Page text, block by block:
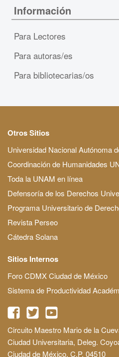
Información
Para Lectores
Para autoras/es
Para bibliotecarias/os
Otros Sitios
Universidad Nacional Autónoma
Coordinación de Humanidades
Toda la UNAM en línea
Defensoría de los Derechos
Programa Universitario de
Revista Perseo
Cátedra Solana
Sitios Internos
Foro CDMX Ciudad de México
Sistema de Productividad
Circuito Maestro Mario de la
Ciudad Universitaria, Deleg.
Ciudad de México, C.P. 04510